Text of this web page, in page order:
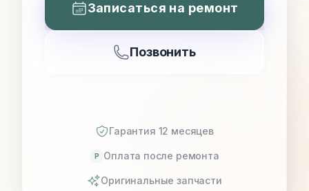
Записаться на ремонт
Позвонить
Гарантия 12 месяцев
P Оплата после ремонта
Оригинальные запчасти